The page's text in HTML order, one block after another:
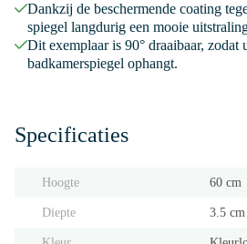
Dankzij de beschermende coating
spiegel langdurig een mooie
Dit exemplaar is 90° draaibaar, zodat
badkamerspiegel ophangt.
Specificaties
Hoogte 60 cm
Diepte 3.5 cm